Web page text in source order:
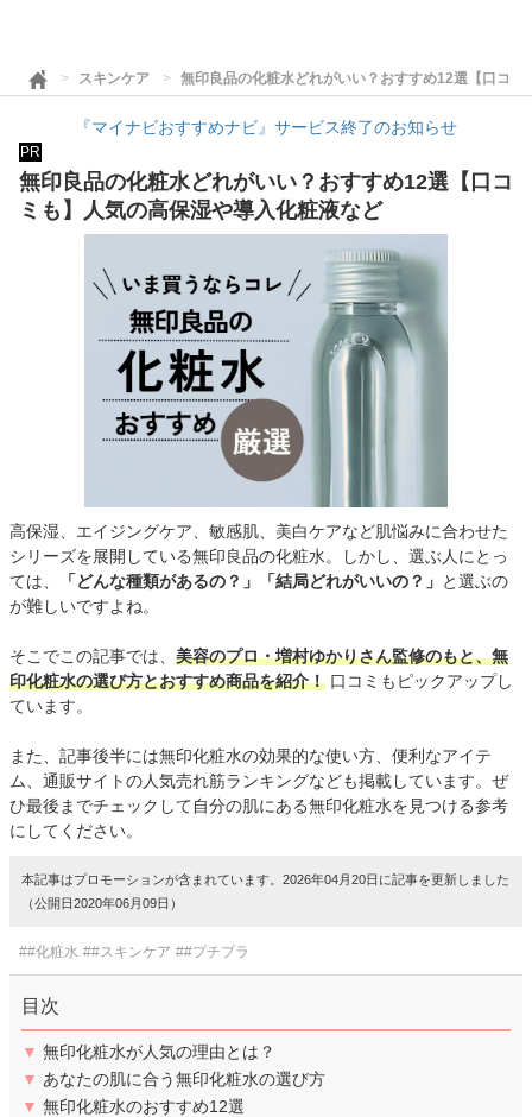
スキンケア 無印良品の化粧水どれがいい？おすすめ12選【口コ
『マイナビおすすめナビ』サービス終了のお知らせ
PR
無印良品の化粧水どれがいい？おすすめ12選【口コ
ミも】人気の高保湿や導入化粧液など
高保湿、エイジングケア、敏感肌、美白ケアなど肌悩みに合わせた
シリーズを展開している無印良品の化粧水。しかし、選ぶ人にとっ
ては、
「どんな種類があるの？」「結局どれがいいの？」 と選ぶの
が難しいですよね。
そこでこの記事では、 美容のプロ・増村ゆかりさん監修のもと、無
印化粧水の選び方とおすすめ商品を紹介！ 口コミもピックアップし
ています。
また、記事後半には無印化粧水の効果的な使い方、便利なアイテ
ム、通販サイトの人気売れ筋ランキングなども掲載しています。ぜ
ひ最後までチェックして自分の肌にある無印化粧水を見つける参考
にしてください。
本記事はプロモーションが含まれています。2026年04月20日に記事を更新しました
（公開日2020年06月09日）
##化粧水 ##スキンケア ##プチプラ
目次
▼ 無印化粧水が人気の理由とは？
▼ あなたの肌に合う無印化粧水の選び方
▼ 無印化粧水のおすすめ12選